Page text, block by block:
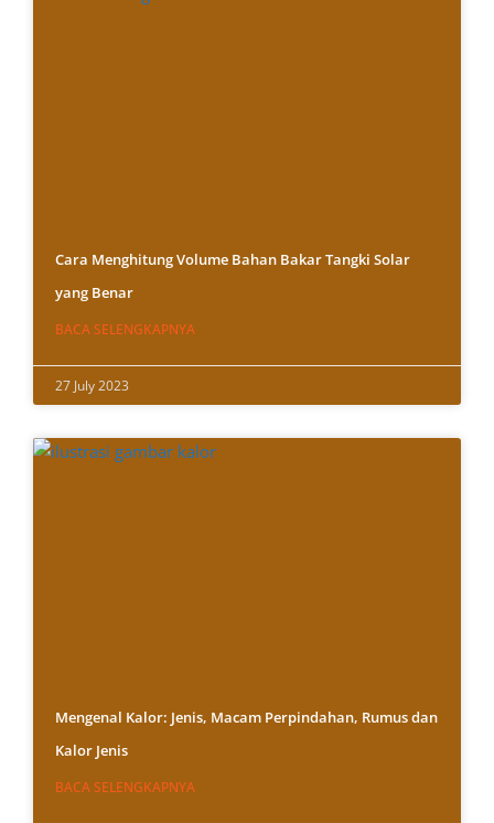
Cara Menghitung Volume Bahan Bakar Tangki Solar
yang Benar
BACA SELENGKAPNYA
27 July 2023
Mengenal Kalor: Jenis, Macam Perpindahan, Rumus dan
Kalor Jenis
BACA SELENGKAPNYA